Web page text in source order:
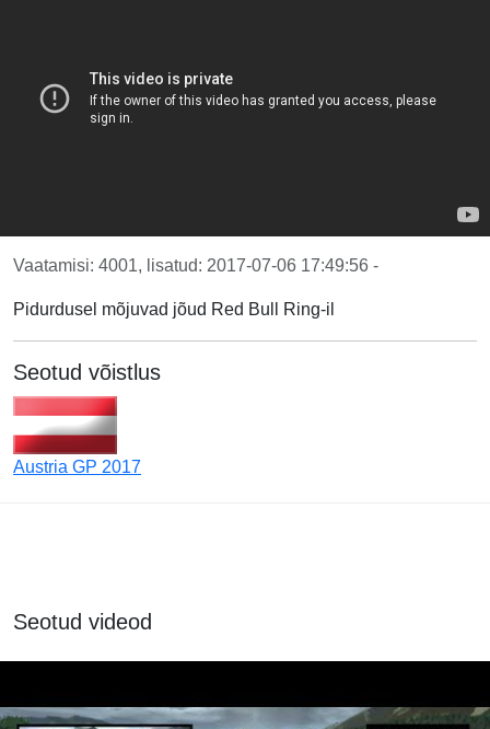
Vaatamisi: 4001, lisatud: 2017-07-06 17:49:56 -
Pidurdusel mõjuvad jõud Red Bull Ring-il
Seotud võistlus
Austria GP 2017
Seotud videod